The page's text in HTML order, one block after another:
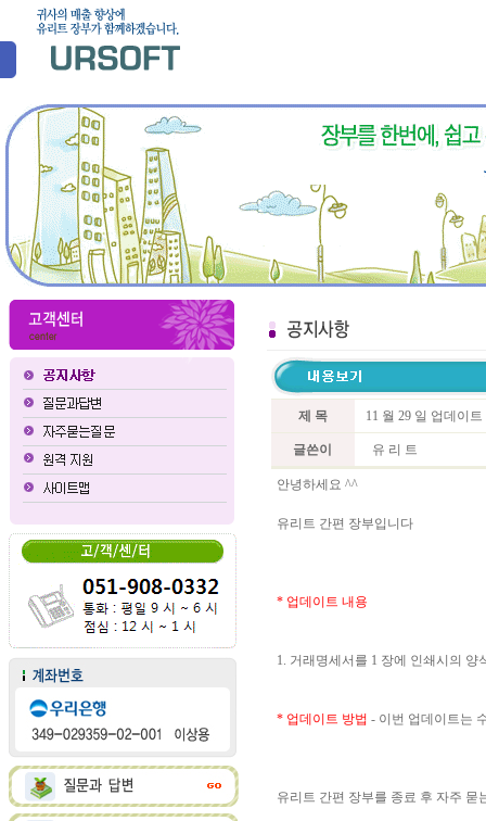
제 목 11 월 29 일 업데이
글쓴이 유 리 트
안녕하세요 ^^
유리트 간편 장부입니다
* 업데이트 내용
1. 거래명세서를 1 장에 인쇄시의 양
* 업데이트 방법 - 이번 업데이트는
유리트 간편 장부를 종료 후 자주